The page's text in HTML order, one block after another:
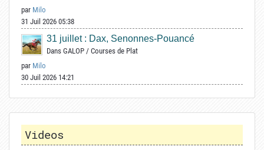
par Milo
31 Juil 2026 05:38
31 juillet : Dax, Senonnes-Pouancé
Dans GALOP / Courses de Plat
par Milo
30 Juil 2026 14:21
Videos